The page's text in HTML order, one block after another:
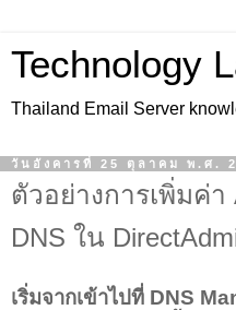
Technology
Thailand Email Server
วันอังคารที่ 25 ตุลาคม พ.ศ.
ตัวอย่างการเพิ่มค่า
DNS ใน
เริ่มจากเข้าไปที่ DNS